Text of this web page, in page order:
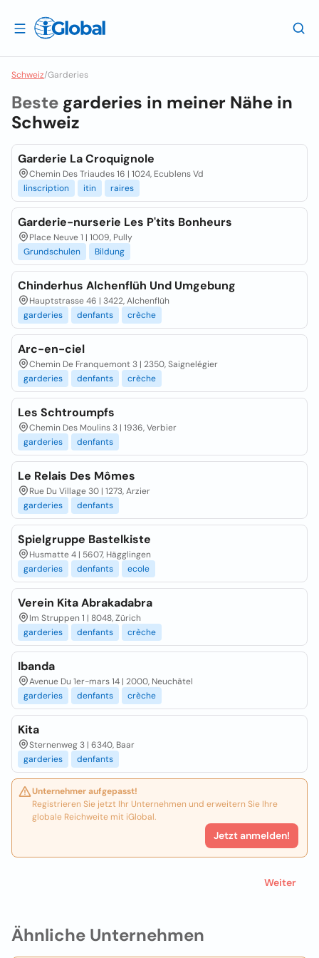
Schweiz/Garderies
Ähnliche Unternehmen
Beste garderies in meiner Nähe in
Schweiz
Garderie La Croquignole
Chemin Des Triaudes 16 | 1024, Ecublens Vd
linscription
itin raires
Garderie-nurserie Les P'tits Bonheurs
Place Neuve 1 | 1009, Pully
Grundschulen
Bildung
Chinderhus Alchenflüh Und Umgebung
Hauptstrasse 46 | 3422, Alchenflüh
garderies
denfants crèche
Arc-en-ciel
Chemin De Franquemont 3 | 2350, Saignelégier
garderies
denfants crèche
Les Schtroumpfs
Chemin Des Moulins 3 | 1936, Verbier
garderies
denfants
Le Relais Des Mômes
Rue Du Village 30 | 1273, Arzier
garderies
denfants
Spielgruppe Bastelkiste
Husmatte 4 | 5607, Hägglingen
garderies
denfants ecole
Verein Kita Abrakadabra
Im Struppen 1 | 8048, Zürich
garderies
denfants crèche
Ibanda
Avenue Du 1er-mars 14 | 2000, Neuchâtel
garderies
denfants crèche
Kita
Sternenweg 3 | 6340, Baar
garderies
denfants
Unternehmer aufgepasst!
Registrieren Sie jetzt Ihr Unternehmen und erweitern Sie Ihre
globale Reichweite mit iGlobal.
Jetzt anmelden!
Weiter